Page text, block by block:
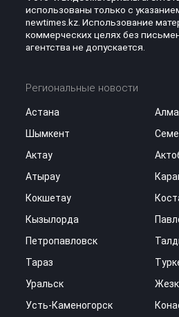
использованы только с
newtimes.kz. Использование
коммерческих целях без
агентства не допускается.
Региональные новости
Астана
Шымкент
Актау
Атырау
Кокшетау
Кызылорда
Петропавловск
Тараз
Уральск
Усть-Каменогорск